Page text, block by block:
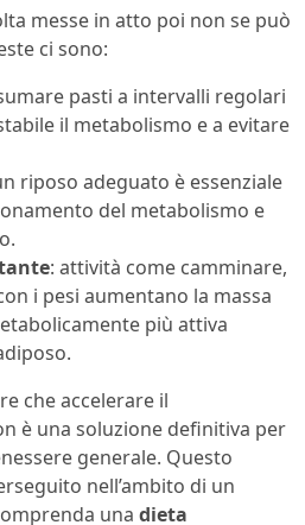
messe in atto poi non se può
ci sono:
pasti a intervalli regolari
il metabolismo e a evitare
riposo adeguato è essenziale
del metabolismo e
: attività come camminare,
i pesi aumentano la massa
più attiva
che accelerare il
è una soluzione definitiva per
generale. Questo
nell’ambito di un
una dieta